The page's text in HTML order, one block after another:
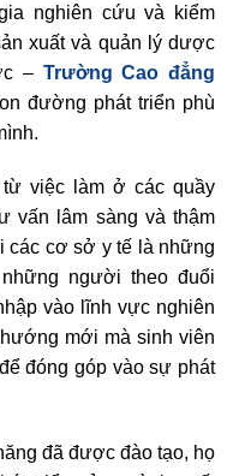
nghiên cứu và kiểm
xuất và quản lý dược
– Trường Cao đẳng
đường phát triển phù
việc làm ở các quầy
vấn lâm sàng và thậm
các cơ sở y tế là những
người theo đuổi
vào lĩnh vực nghiên
mới mà sinh viên
đóng góp vào sự phát
đã được đào tạo, họ